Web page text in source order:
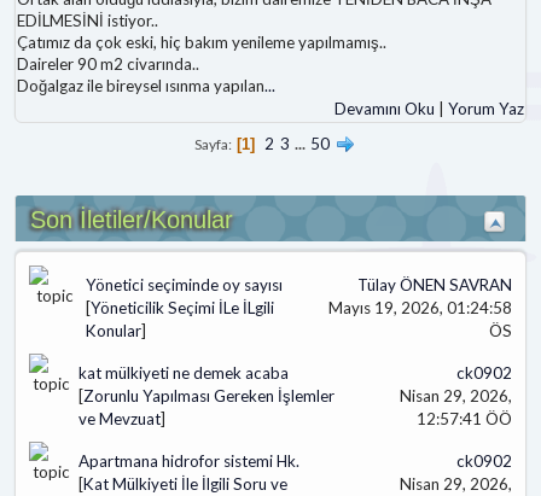
EDİLMESİNİ istiyor..
Çatımız da çok eski, hiç bakım yenileme yapılmamış..
Daireler 90 m2 civarında..
Doğalgaz ile bireysel ısınma yapılan...
Devamını Oku
Yorum Yaz
Sayfa 1 2 3 ... 50
Son İletiler/Konular
Yönetici seçiminde oy sayısı
[Yöneticilik Seçimi İLe İLgili
Konular]
Tülay ÖNEN SAVRAN
Mayıs 19, 2026, 01:24:58
ÖS
kat mülkiyeti ne demek acaba
[Zorunlu Yapılması Gereken İşlemler
ve Mevzuat]
ck0902
Nisan 29, 2026,
12:57:41 ÖÖ
Apartmana hidrofor sistemi Hk.
[Kat Mülkiyeti İle İlgili Soru ve
ck0902
Nisan 29, 2026,